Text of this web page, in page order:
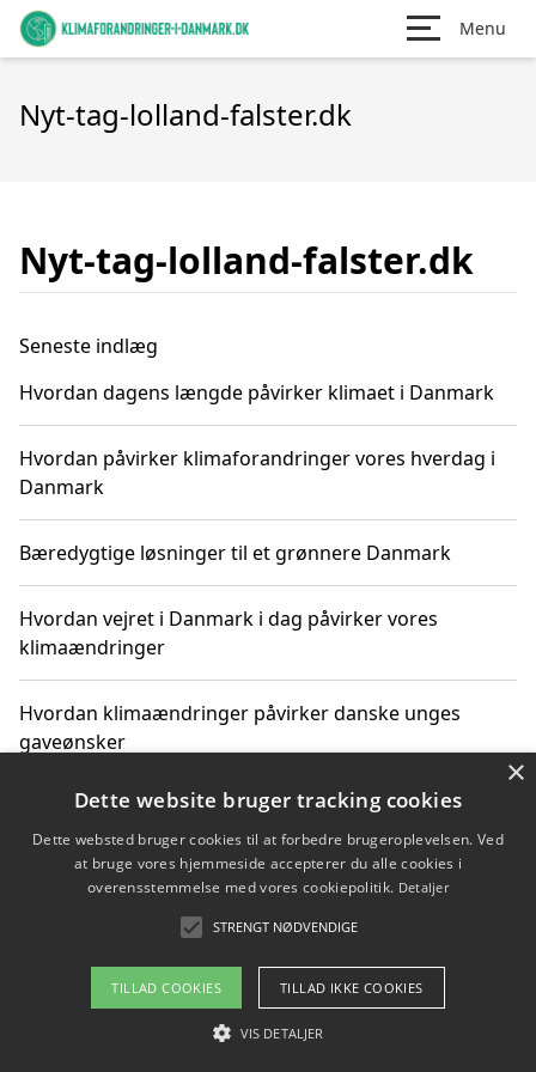
Menu
Nyt-tag-lolland-falster.dk
Nyt-tag-lolland-falster.dk
Seneste indlæg
Hvordan dagens længde påvirker klimaet i Danmark
Hvordan påvirker klimaforandringer vores hverdag i
Danmark
Bæredygtige løsninger til et grønnere Danmark
Hvordan vejret i Danmark i dag påvirker vores
klimaændringer
Hvordan klimaændringer påvirker danske unges
gaveønsker
Copyright 2026 - Pilanto Aps
Om / kontakt
Blog Betingelser
×
Dette website bruger tracking cookies
Dette websted bruger cookies til at forbedre brugeroplevelsen. Ved
at bruge vores hjemmeside accepterer du alle cookies i
overensstemmelse med vores cookiepolitik. Detaljer
STRENGT NØDVENDIGE
TILLAD COOKIES TILLAD IKKE COOKIES
VIS DETALJER